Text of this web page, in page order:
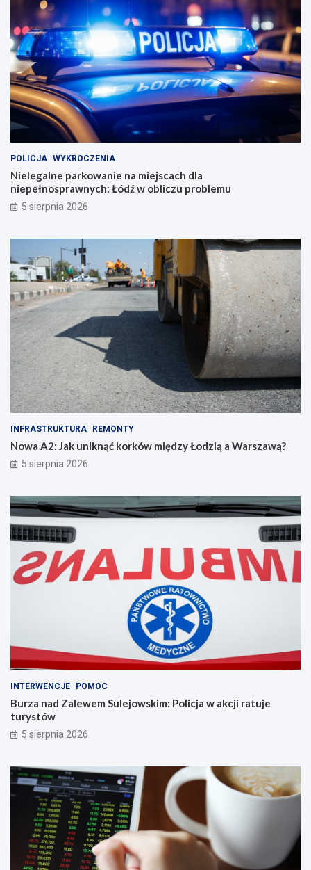
POLICJA WYKROCZENIA
Nielegalne parkowanie na miejscach dla
niepełnosprawnych: Łódź w obliczu problemu
5 sierpnia 2026
INFRASTRUKTURA REMONTY
Nowa A2: Jak uniknąć korków między Łodzią a Warszawą?
5 sierpnia 2026
INTERWENCJE POMOC
Burza nad Zalewem Sulejowskim: Policja w akcji ratuje
turystów
5 sierpnia 2026